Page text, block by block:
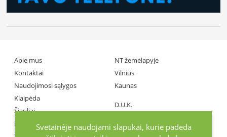
Apie mus
Kontaktai
Naudojimosi sąlygos
NT žemėlapyje
Vilnius
Kaunas
Klaipėda
Šiauliai
Panevėžys
D.U.K.
Svetainėje naudojami slapukai, kurie padeda